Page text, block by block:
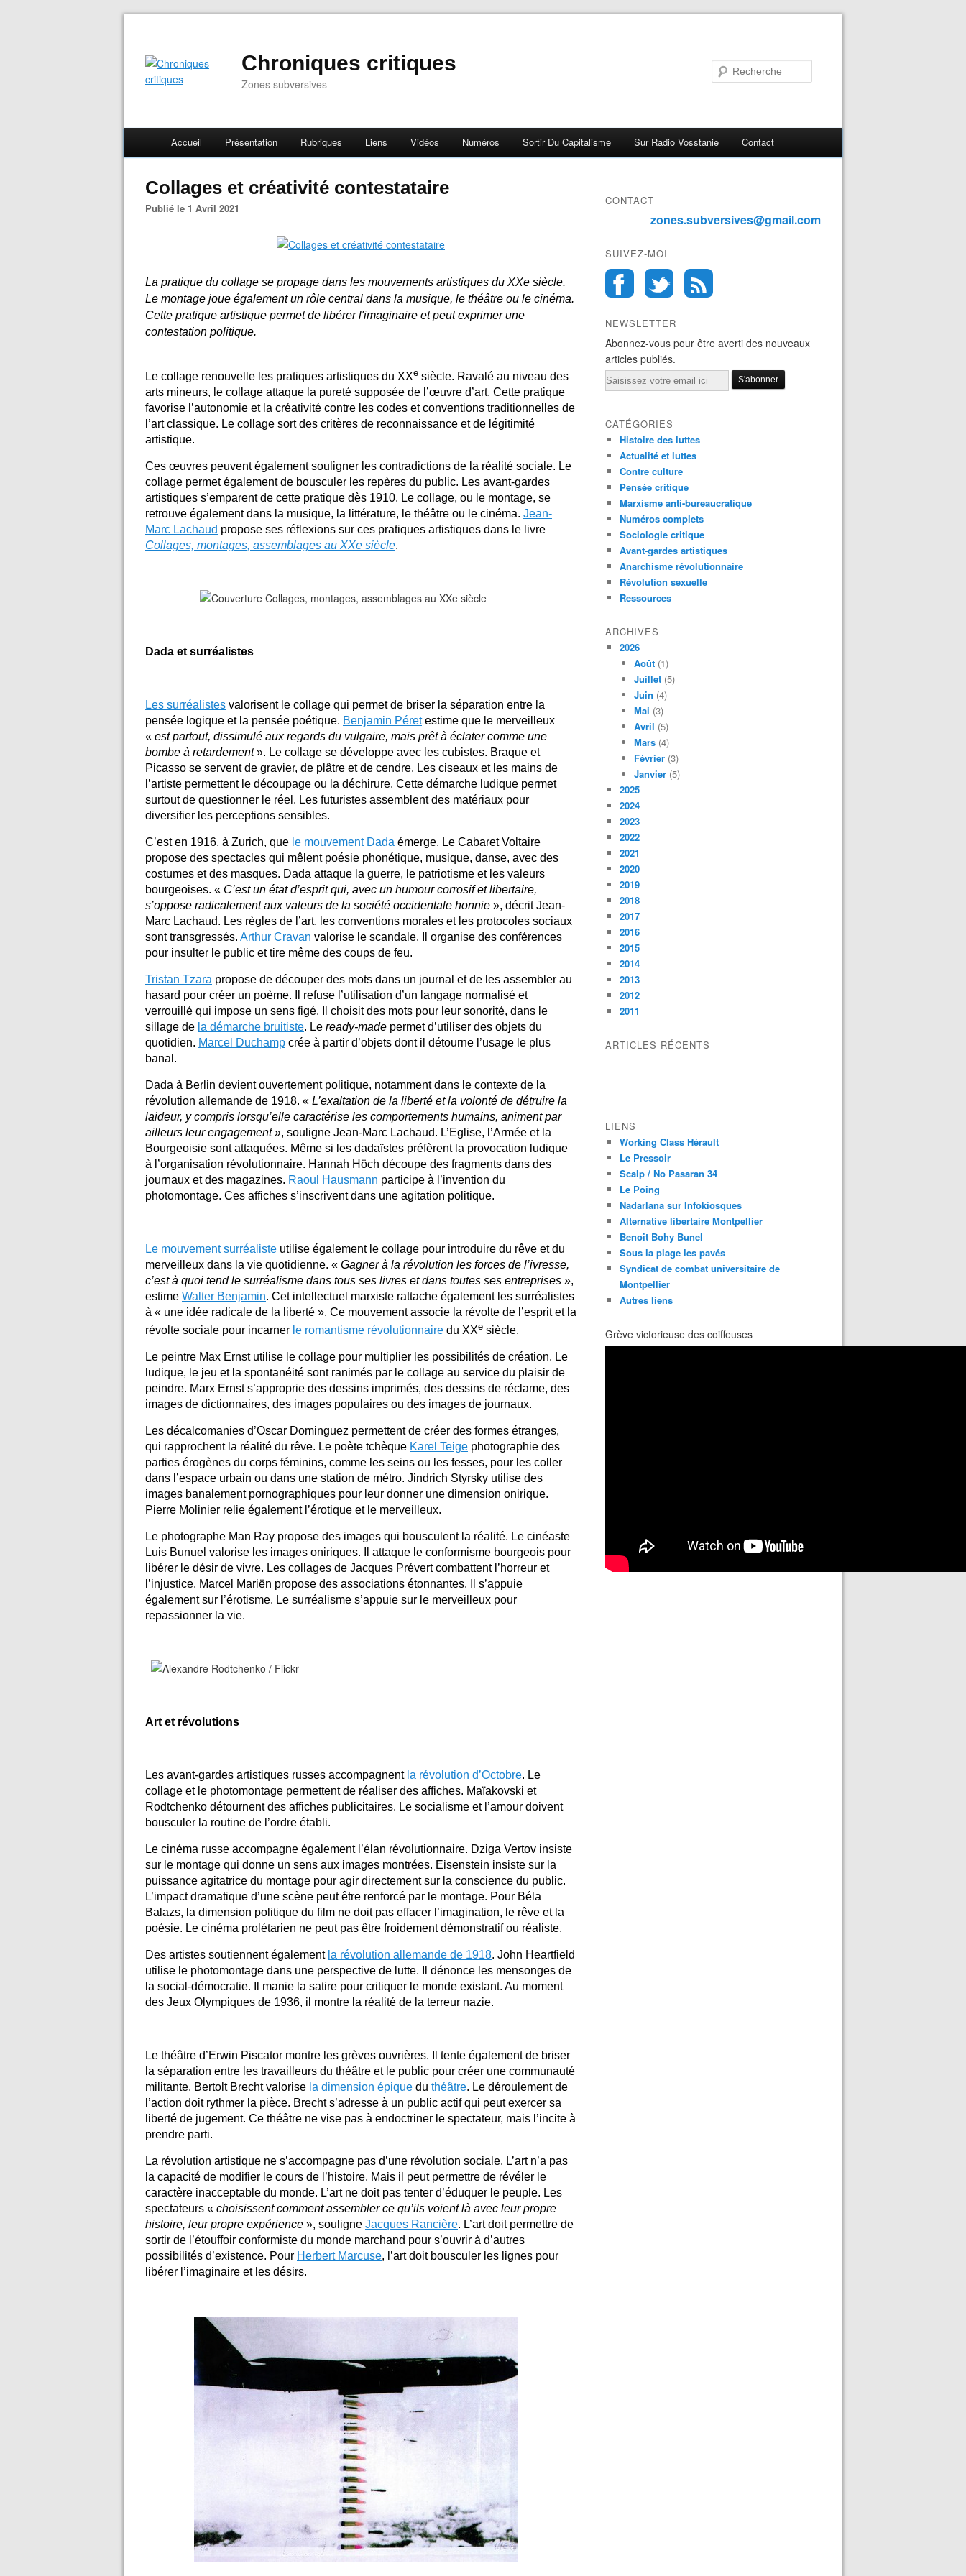
Chroniques critiques
Zones subversives
Accueil Présentation Rubriques Liens Vidéos Numéros Sortir Du Capitalisme Sur Radio Vosstanie Contact
Collages et créativité contestataire
Publié le 1 Avril 2021
La pratique du collage se propage dans les mouvements artistiques du XXe siècle.
Le montage joue également un rôle central dans la musique, le théâtre ou le cinéma.
Cette pratique artistique permet de libérer l'imaginaire et peut exprimer une
contestation politique.
Le collage renouvelle les pratiques artistiques du XXe siècle. Ravalé au niveau des
arts mineurs, le collage attaque la pureté supposée de l’œuvre d’art. Cette pratique
favorise l’autonomie et la créativité contre les codes et conventions traditionnelles de
l’art classique. Le collage sort des critères de reconnaissance et de légitimité
artistique.
Ces œuvres peuvent également souligner les contradictions de la réalité sociale. Le
collage permet également de bousculer les repères du public. Les avant-gardes
artistiques s’emparent de cette pratique dès 1910. Le collage, ou le montage, se
retrouve également dans la musique, la littérature, le théâtre ou le cinéma. Jean-
Marc Lachaud propose ses réflexions sur ces pratiques artistiques dans le livre
Collages, montages, assemblages au XXe siècle.
Dada et surréalistes
Les surréalistes valorisent le collage qui permet de briser la séparation entre la
pensée logique et la pensée poétique. Benjamin Péretestime que le merveilleux
« est partout, dissimulé aux regards du vulgaire, mais prêt à éclater comme une
bombe à retardement». Le collage se développe avec les cubistes. Braque et
Picasso se servent de gravier, de plâtre et de cendre. Les ciseaux et les mains de
l’artiste permettent le découpage ou la déchirure. Cette démarche ludique permet
surtout de questionner le réel. Les futuristes assemblent des matériaux pour
diversifier les perceptions sensibles.
C’est en 1916, à Zurich, que le mouvement Dada émerge. Le Cabaret Voltaire
propose des spectacles qui mêlent poésie phonétique, musique, danse, avec des
costumes et des masques. Dada attaque la guerre, le patriotisme et les valeurs
bourgeoises. « C’est un état d’esprit qui, avec un humour corrosif et libertaire,
s’oppose radicalement aux valeurs de la société occidentale honnie », décrit Jean-
Marc Lachaud. Les règles de l’art, les conventions morales et les protocoles sociaux
sont transgressés. Arthur Cravan valorise le scandale. Il organise des conférences
pour insulter le public et tire même des coups de feu.
Tristan Tzara propose de découper des mots dans un journal et de les assembler au
hasard pour créer un poème. Il refuse l’utilisation d’un langage normalisé et
verrouillé qui impose un sens figé. Il choisit des mots pour leur sonorité, dans le
sillage de la démarche bruitiste. Le ready-made permet d’utiliser des objets du
quotidien. Marcel Duchamp crée à partir d’objets dont il détourne l’usage le plus
banal.
Dada à Berlin devient ouvertement politique, notamment dans le contexte de la
révolution allemande de 1918. « L’exaltation de la liberté et la volonté de détruire la
laideur, y compris lorsqu’elle caractérise les comportements humains, animent par
ailleurs leur engagement», souligne Jean-Marc Lachaud. L’Eglise, l’Armée et la
Bourgeoisie sont attaquées. Même si les dadaïstes préfèrent la provocation ludique
à l’organisation révolutionnaire. Hannah Höch découpe des fragments dans des
journaux et des magazines. Raoul Hausmann participe à l’invention du
photomontage. Ces affiches s’inscrivent dans une agitation politique.
Le mouvement surréaliste utilise également le collage pour introduire du rêve et du
merveilleux dans la vie quotidienne. « Gagner à la révolution les forces de l’ivresse,
c’est à quoi tend le surréalisme dans tous ses livres et dans toutes ses entreprises »,
estime Walter Benjamin. Cet intellectuel marxiste rattache également les surréalistes
à « une idée radicale de la liberté ». Ce mouvement associe la révolte de l’esprit et la
révolte sociale pour incarner le romantisme révolutionnaire du XXe siècle.
Le peintre Max Ernst utilise le collage pour multiplier les possibilités de création. Le
ludique, le jeu et la spontanéité sont ranimés par le collage au service du plaisir de
peindre. Marx Ernst s’approprie des dessins imprimés, des dessins de réclame, des
images de dictionnaires, des images populaires ou des images de journaux.
Les décalcomanies d’Oscar Dominguez permettent de créer des formes étranges,
qui rapprochent la réalité du rêve. Le poète tchèque Karel Teige photographie des
parties érogènes du corps féminins, comme les seins ou les fesses, pour les coller
dans l’espace urbain ou dans une station de métro. Jindrich Styrsky utilise des
images banalement pornographiques pour leur donner une dimension onirique.
Pierre Molinier relie également l’érotique et le merveilleux.
Le photographe Man Ray propose des images qui bousculent la réalité. Le cinéaste
Luis Bunuel valorise les images oniriques. Il attaque le conformisme bourgeois pour
libérer le désir de vivre. Les collages de Jacques Prévert combattent l’horreur et
l’injustice. Marcel Mariën propose des associations étonnantes. Il s’appuie
également sur l’érotisme. Le surréalisme s’appuie sur le merveilleux pour
repassionner la vie.
Art et révolutions
Les avant-gardes artistiques russes accompagnent la révolution d’Octobre. Le
collage et le photomontage permettent de réaliser des affiches. Maïakovski et
Rodtchenko détournent des affiches publicitaires. Le socialisme et l’amour doivent
bousculer la routine de l’ordre établi.
Le cinéma russe accompagne également l’élan révolutionnaire. Dziga Vertov insiste
sur le montage qui donne un sens aux images montrées. Eisenstein insiste sur la
puissance agitatrice du montage pour agir directement sur la conscience du public.
L’impact dramatique d’une scène peut être renforcé par le montage. Pour Béla
Balazs, la dimension politique du film ne doit pas effacer l’imagination, le rêve et la
poésie. Le cinéma prolétarien ne peut pas être froidement démonstratif ou réaliste.
Des artistes soutiennent également la révolution allemande de 1918. John Heartfield
utilise le photomontage dans une perspective de lutte. Il dénonce les mensonges de
la social-démocratie. Il manie la satire pour critiquer le monde existant. Au moment
des Jeux Olympiques de 1936, il montre la réalité de la terreur nazie.
Le théâtre d’Erwin Piscator montre les grèves ouvrières. Il tente également de briser
la séparation entre les travailleurs du théâtre et le public pour créer une communauté
militante. Bertolt Brecht valorise la dimension épique du théâtre. Le déroulement de
l’action doit rythmer la pièce. Brecht s’adresse à un public actif qui peut exercer sa
liberté de jugement. Ce théâtre ne vise pas à endoctriner le spectateur, mais l’incite à
prendre parti.
La révolution artistique ne s’accompagne pas d’une révolution sociale. L’art n’a pas
la capacité de modifier le cours de l’histoire. Mais il peut permettre de révéler le
caractère inacceptable du monde. L’art ne doit pas tenter d’éduquer le peuple. Les
spectateurs « choisissent comment assembler ce qu’ils voient là avec leur propre
histoire, leur propre expérience », souligne Jacques Rancière. L’art doit permettre de
sortir de l’étouffoir conformiste du monde marchand pour s’ouvrir à d’autres
possibilités d’existence. Pour Herbert Marcuse, l’art doit bousculer les lignes pour
libérer l’imaginaire et les désirs.
CONTACT
zones.subversives@gmail.com
SUIVEZ-MOI
NEWSLETTER
Abonnez-vous pour être averti des nouveaux
articles publiés.
Email
CATÉGORIES
Histoire des luttes
Actualité et luttes
Contre culture
Pensée critique
Marxisme anti-bureaucratique
Numéros complets
Sociologie critique
Avant-gardes artistiques
Anarchisme révolutionnaire
Révolution sexuelle
Ressources
ARCHIVES
2026
Août (1)
Juillet (5)
Juin (4)
Mai (3)
Avril (5)
Mars (4)
Février (3)
Janvier (5)
2025
2024
2023
2022
2021
2020
2019
2018
2017
2016
2015
2014
2013
2012
2011
ARTICLES RÉCENTS
LIENS
Working Class Hérault
Le Pressoir
Scalp / No Pasaran 34
Le Poing
Nadarlana sur Infokiosques
Alternative libertaire Montpellier
Benoit Bohy Bunel
Sous la plage les pavés
Syndicat de combat universitaire de
Montpellier
Autres liens
Grève victorieuse des coiffeuses